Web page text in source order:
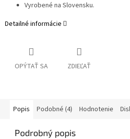
Vyrobené na Slovensku.
Detailné informácie
OPÝTAŤ SA ZDIEĽAŤ
Popis Podobné (4) Hodnotenie
Podrobný popis